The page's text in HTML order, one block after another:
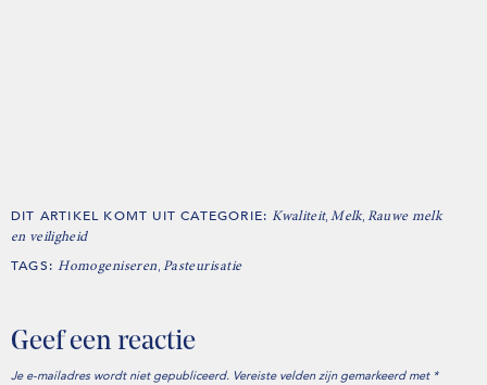
DIT ARTIKEL KOMT UIT CATEGORIE:Kwaliteit, Melk, Rauwe melk
en veiligheid
TAGS:Homogeniseren Pasteurisatie
Geef een reactie
Je e-mailadres wordt niet gepubliceerd. Vereiste velden zijn gemarkeerd met *